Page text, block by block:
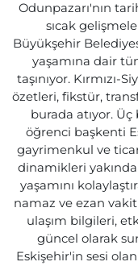
Odunpazarı'nın
sıcak
Büyükşehir
yaşamına dair
taşınıyor. Kırmızı-
özetleri, fikstür,
burada atıyor.
öğrenci başkenti
gayrimenkul ve
dinamikleri
yaşamını
namaz ve ezan
ulaşım bilgileri,
güncel olarak
Eskişehir'in sesi